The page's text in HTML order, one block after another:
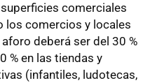
comerciales
los comercios y locales
deberá ser del 30 %
% en las tiendas y
(infantiles, ludotecas,